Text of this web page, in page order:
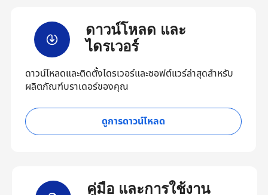
ดาวน์โหลด และ
ไดรเวอร์
ดาวน์โหลดและติดตั้งไดรเวอร์และซอฟต์แวร์ล่าสุดสำหรับ
ผลิตภัณฑ์บราเดอร์ของคุณ
ดูการดาวน์โหลด
คู่มือ และการใช้งาน